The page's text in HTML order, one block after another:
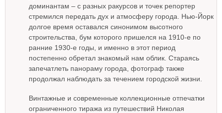
доминантам – с разных ракурсов и точек репортер
стремился передать дух и атмосферу города. Нью-Йорк
долгое время оставался синонимом высотного
строительства, бум которого пришелся на 1910-е по
ранние 1930-е годы, и именно в этот период
постепенно обретал знакомый нам облик. Стараясь
запечатлеть панораму города, фотограф также
продолжал наблюдать за течением городской жизни.
Винтажные и современные коллекционные отпечатки
ограниченного тиража из путешествий Николая